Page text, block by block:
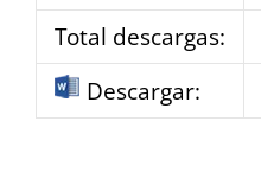
Total descargas:
Descargar: